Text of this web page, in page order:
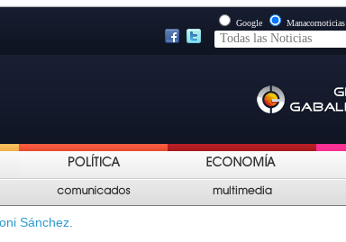
Google Manacornoticias
Sánchez.